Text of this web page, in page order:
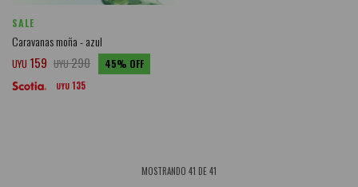
SALE
Caravanas moña - azul
UYU 159 UYU290 45
UYU 135
MOSTRANDO 41 DE 41